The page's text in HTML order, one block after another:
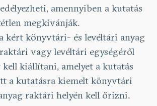
amennyiben a kutatás
megkívánják.
kért könyvtári- és levéltári anyag
vagy levéltári egységéről
kiállítani, amelyet a kutatás
a kutatásra kiemelt könyvtári
raktári helyén kell őrizni.